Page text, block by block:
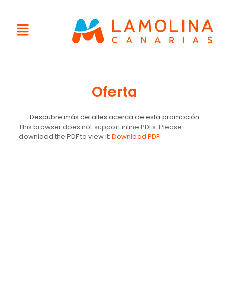
Oferta
Descubre más detalles acerca de esta promoción
This browser does not support inline PDFs. Please
download the PDF to view it: Download PDF